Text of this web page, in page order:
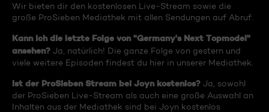
Wir bieten dir den kostenlosen Live-Stream sowie die
große ProSieben Mediathek mit allen Sendungen auf Abruf.
Kann ich die letzte Folge von "Germany's Next Topmodel"
ansehen? Ja, natürlich! Die ganze Folge von gestern und
viele weitere Episoden findest du hier in unserer Mediathek.
Ist der ProSieben Stream bei Joyn kostenlos? Ja, sowohl
der ProSieben Live-Stream als auch eine große Auswahl an
Inhalten aus der Mediathek sind bei Joyn kostenlos